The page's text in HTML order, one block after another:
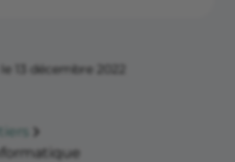
13 décembre 2022